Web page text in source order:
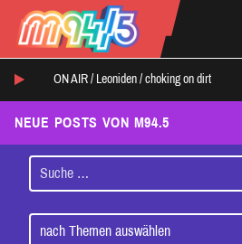
ON AIR / Leoniden / choking on dirt
NEUE POSTS VON M94.5